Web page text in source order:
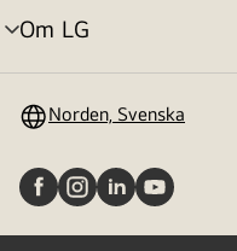
Om LG
menyväxling
Norden, Svenska